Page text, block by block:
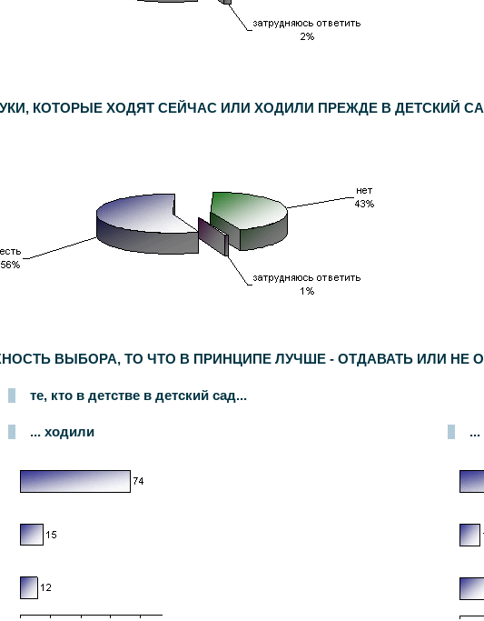
КОТОРЫЕ ХОДЯТ СЕЙЧАС ИЛИ ХОДИЛИ ПРЕЖДЕ В ДЕТСКИЙ
ВЫБОРА, ТО ЧТО В ПРИНЦИПЕ ЛУЧШЕ - ОТДАВАТЬ ИЛИ НЕ
те, кто в детстве в детский сад...
... ходили